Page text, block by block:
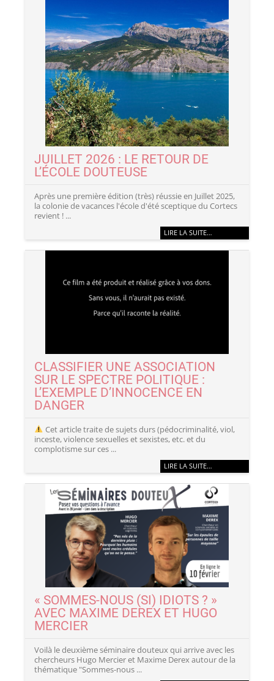
JUILLET 2026 : LE RETOUR DE
L’ÉCOLE DOUTEUSE
Après une première édition (très) réussie en Juillet 2025,
la colonie de vacances l'école d'été sceptique du Cortecs
revient ! ...
LIRE LA SUITE…
CLASSIFIER UNE ASSOCIATION
SUR LE SPECTRE POLITIQUE :
L’EXEMPLE D’INNOCENCE EN
DANGER
Cet article traite de sujets durs (pédocriminalité, viol,
inceste, violence sexuelles et sexistes, etc. et du
complotisme sur ces ...
LIRE LA SUITE…
« SOMMES-NOUS (SI) IDIOTS ? »
AVEC MAXIME DEREX ET HUGO
MERCIER
Voilà le deuxième séminaire douteux qui arrive avec les
chercheurs Hugo Mercier et Maxime Derex autour de la
thématique "Sommes-nous ...